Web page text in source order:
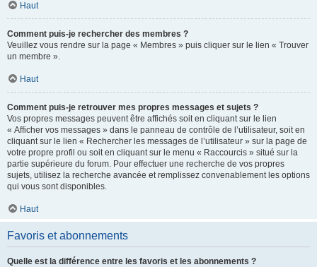
Haut
Comment puis-je rechercher des membres ?
Veuillez vous rendre sur la page « Membres » puis cliquer sur le lien « Trouver
un membre ».
Haut
Comment puis-je retrouver mes propres messages et sujets ?
Vos propres messages peuvent être affichés soit en cliquant sur le lien
« Afficher vos messages » dans le panneau de contrôle de l’utilisateur, soit en
cliquant sur le lien « Rechercher les messages de l’utilisateur » sur la page de
votre propre profil ou soit en cliquant sur le menu « Raccourcis » situé sur la
partie supérieure du forum. Pour effectuer une recherche de vos propres
sujets, utilisez la recherche avancée et remplissez convenablement les options
qui vous sont disponibles.
Haut
Favoris et abonnements
Quelle est la différence entre les favoris et les abonnements ?